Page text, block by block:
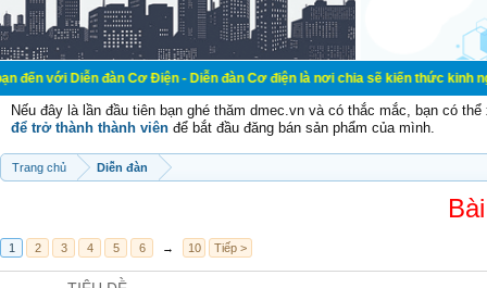
đàn Cơ Điện - Diễn đàn Cơ điện là nơi chia sẽ kiến thức kinh nghiệm
Nếu đây là lần đầu tiên bạn ghé thăm dmec.vn và có thắc mắc, bạn có
để trở thành thành viên để bắt đầu đăng bán sản phẩm của mình.
Trang chủ Diễn đàn
1 2 3 4 5 6 → 10 Tiếp >